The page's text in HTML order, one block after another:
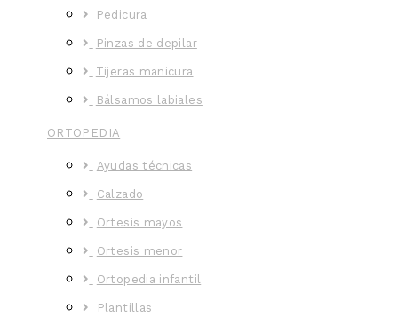
Pedicura
Pinzas de depilar
Tijeras manicura
Bálsamos labiales
ORTOPEDIA
Ayudas técnicas
Calzado
Ortesis mayos
Ortesis menor
Ortopedia infantil
Plantillas